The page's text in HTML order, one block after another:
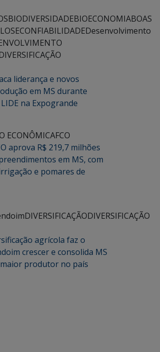
BIODIVERSIDADEBIOECONOMIABOAS
CONFIABILIDADEDesenvolvimento
liderança e novos
em MS durante
na Expogrande
ECONÔMICAFCO
aprova R$ 219,7 milhões
em MS, com
e pomares de
DIVERSIFICAÇÃODIVERSIFICAÇÃO
agrícola faz o
crescer e consolida MS
produtor no país